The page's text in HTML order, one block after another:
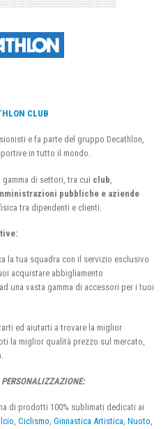
CLUB
e fa parte del gruppo Decathlon,
in tutto il mondo.
gamma di settori, tra cui club
pubbliche e aziende
tra dipendenti e clienti.
la tua squadra con il servizio esclusivo
acquistare abbigliamento
una vasta gamma di accessori per i tuoi
ed aiutarti a trovare la miglior
la miglior qualità prezzo sul mercato,
di prodotti 100% sublimati dedicati ai
, Ciclismo, Ginnastica Artistica, Nuoto,